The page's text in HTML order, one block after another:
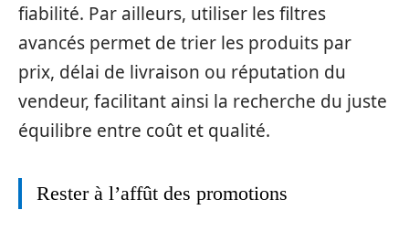
fiabilité. Par ailleurs, utiliser les filtres
avancés permet de trier les produits par
prix, délai de livraison ou réputation du
vendeur, facilitant ainsi la recherche du juste
équilibre entre coût et qualité.
Rester à l’affût des promotions